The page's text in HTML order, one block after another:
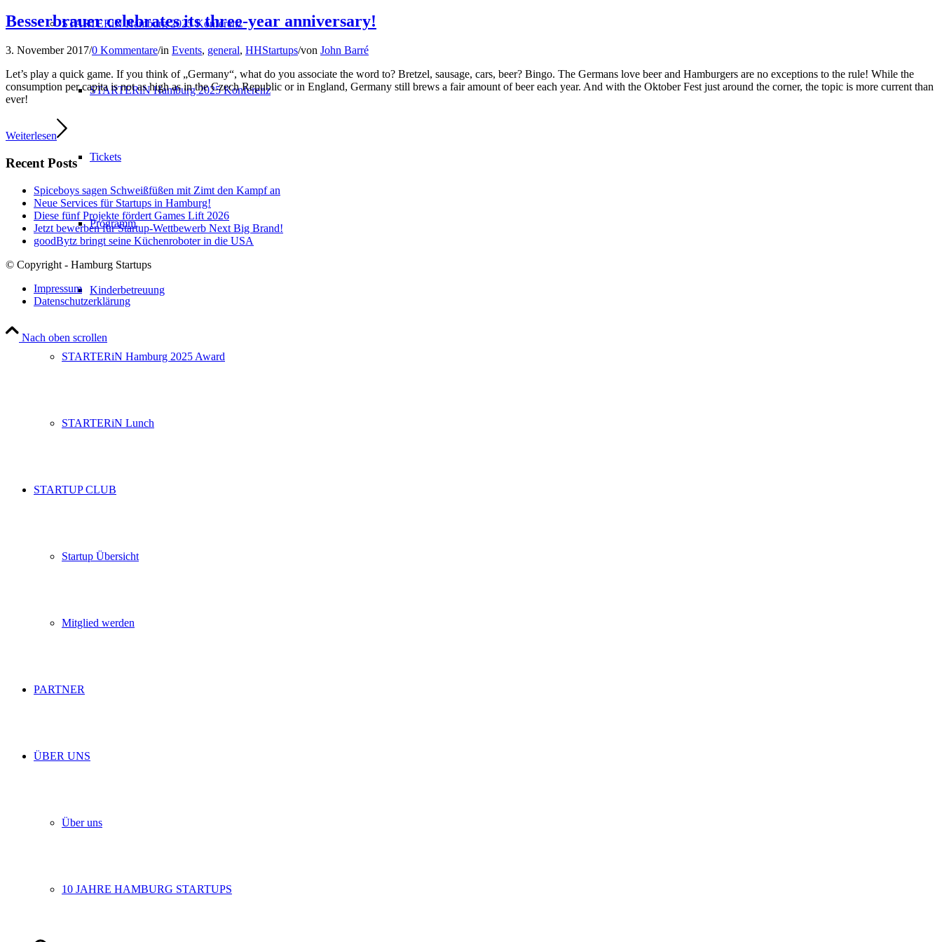
STARTERiN Hamburg 2025 Konferenz
STARTERiN Hamburg 2025 Konferenz
Tickets
Programm
Kinderbetreuung
STARTERiN Hamburg 2025 Award
STARTERiN Lunch
STARTUP CLUB
Startup Übersicht
Mitglied werden
PARTNER
ÜBER UNS
Über uns
10 JAHRE HAMBURG STARTUPS
Besserbrauer celebrates its three-year anniversary!
3. November 2017/0 Kommentare/in Events, general, HHStartups/von John Barré
Let’s play a quick game. If you think of „Germany“, what do you associate the word to? Bretzel, sausage, cars, beer? Bingo. The Germans love beer and Hamburgers are no exceptions to the rule! While the
consumption per capita is not as high as in the Czech Republic or in England, Germany still brews a fair amount of beer each year. And with the Oktober Fest just around the corner, the topic is more current than
ever!
Weiterlesen
Recent Posts
Spiceboys sagen Schweißfüßen mit Zimt den Kampf an
Neue Services für Startups in Hamburg!
Diese fünf Projekte fördert Games Lift 2026
Jetzt bewerben für Startup-Wettbewerb Next Big Brand!
goodBytz bringt seine Küchenroboter in die USA
© Copyright - Hamburg Startups
Impressum
Datenschutzerklärung
Nach oben scrollen